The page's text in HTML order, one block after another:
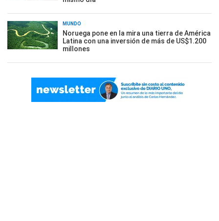
MUNDO
Noruega pone en la mira una tierra de América
Latina con una inversión de más de US$1.200
millones